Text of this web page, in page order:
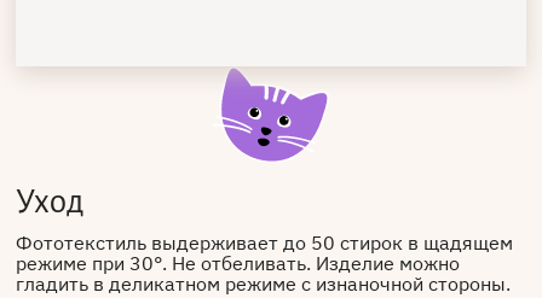
Уход
Фототекстиль выдерживает до 50 стирок в щадящем
режиме при 30°. Не отбеливать. Изделие можно
гладить в деликатном режиме с изнаночной стороны.